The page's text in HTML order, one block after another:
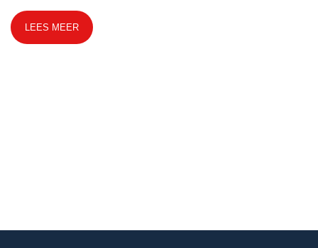
LEES MEER